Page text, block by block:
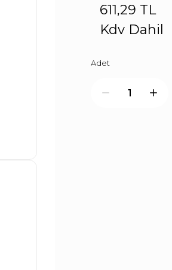
611,29 TL
Kdv Dahil
Adet